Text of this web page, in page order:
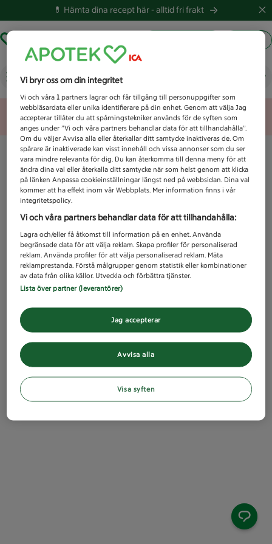
💊 Hämta dina recept här -alltid fri frakt
Vad letar du efter idag?
Unknown error
Vi bryr oss om din integritet
Vi och våra1 partners lagrar och får tillgång till personuppgifter som
webbläsardata eller unika identifierare på din enhet. Genom att välja Jag
accepterar tillåter du att spårningstekniker används för de syften som
anges under ”Vi och våra partners behandlar data för att tillhandahålla”.
Om du väljer Avvisa alla eller återkallar ditt samtycke inaktiveras de. Om
spårare är inaktiverade kan visst innehåll och vissa annonser som du ser
vara mindre relevanta för dig. Du kan återkomma till denna meny för att
ändra dina val eller återkalla ditt samtycke när som helst genom att klicka
på länken Anpassa cookieinställningar längst ned på webbsidan. Dina val
kommer att ha effekt inom vår Webbplats. Mer information finns i vår
integritetspolicy.
Vi och våra partners behandlar data för att tillhandahålla:
Lagra och/eller få åtkomst till information på en enhet. Använda
begränsade data för att välja reklam. Skapa profiler för personaliserad
reklam. Använda profiler för att välja personaliserad reklam. Mäta
reklamprestanda. Förstå målgrupper genom statistik eller kombinationer
av data från olika källor. Utveckla och förbättra tjänster.
Lista över partner (leverantörer)
Avvisa alla
Jag accepterar
Visa syften